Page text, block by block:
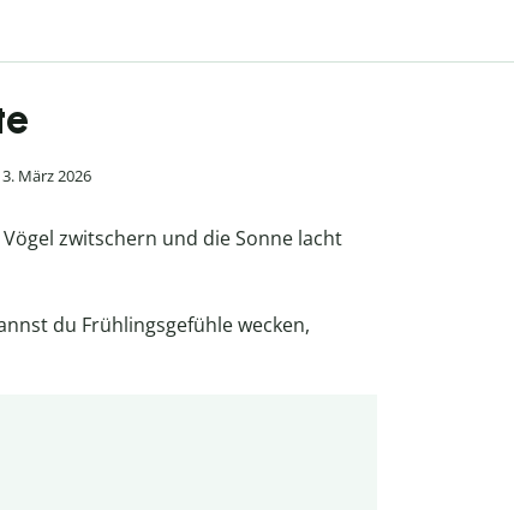
März 2026
zwitschern und die Sonne lacht
du Frühlingsgefühle wecken,